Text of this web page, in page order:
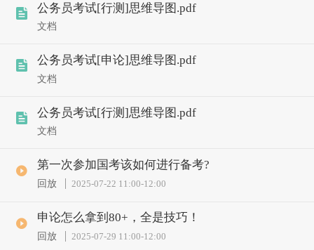
公务员考试[行测]思维导图.pdf
文档
公务员考试[申论]思维导图.pdf
文档
公务员考试[行测]思维导图.pdf
文档
第一次参加国考该如何进行备考?
回放 2025-07-22 11:00-12:00
申论怎么拿到80+，全是技巧！
回放 2025-07-29 11:00-12:00